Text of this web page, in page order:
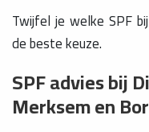
Twijfel je welke SPF
de beste keuze.
SPF advies bij
Merksem en